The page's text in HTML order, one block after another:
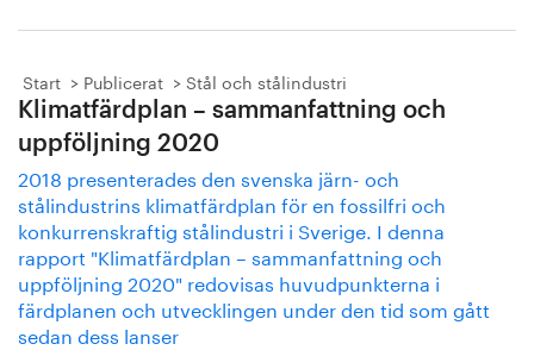
Start Publicerat Stål och stålindustri
Klimatfärdplan – sammanfattning och
uppföljning 2020
2018 presenterades den svenska järn- och
stålindustrins klimatfärdplan för en fossilfri och
konkurrenskraftig stålindustri i Sverige. I denna
rapport "Klimatfärdplan – sammanfattning och
uppföljning 2020" redovisas huvudpunkterna i
färdplanen och utvecklingen under den tid som gått
sedan dess lanser